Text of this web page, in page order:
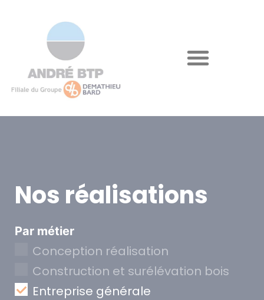
Nos réalisations
Par métier
Conception réalisation
Construction et surélévation bois
Entreprise générale